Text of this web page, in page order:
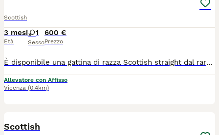
Scottish
3 mesi
Età
1
Sesso
600 €
Prezzo
È disponibile una gattina di razza Scottish straight dal raro colore Blue Golden shaded e occhi verde smeraldo, di tre mesi di età. Viene ceduta con pedigree da compagnia, una vaccinazione, sverminazione, visita veterinaria di controllo. I genitori, entrambi di colore Golden, sono stati testati per fiv Felv Pkd, hanno effettuato screening genetico e controllo ecocardiografico. La micina ha carattere equilibrato e tranquillo, è elegante e giocosa. Potrà andare nella sua nuova casa dopo metà agosto
Allevatore con Affisso
Vicenza (0.4km)
Scottish